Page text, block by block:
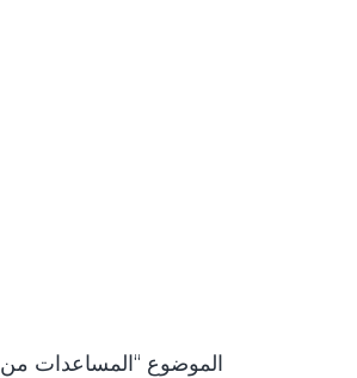
الموضوع “المساعدات من CAF للمهاجرين غير الشرعيين” يعود بانتظام في النقاشات العامة ويثير العديد من …